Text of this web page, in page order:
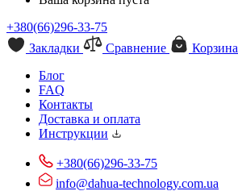
+380(66)296-33-75
Закладки
Сравнение
Корзина
Блог
FAQ
Контакты
Доставка и оплата
Инструкции
+380(66)296-33-75
info@dahua-technology.com.ua